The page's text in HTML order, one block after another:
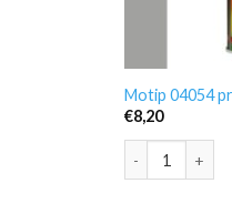
Motip 04054
€8,20
Motip 04054